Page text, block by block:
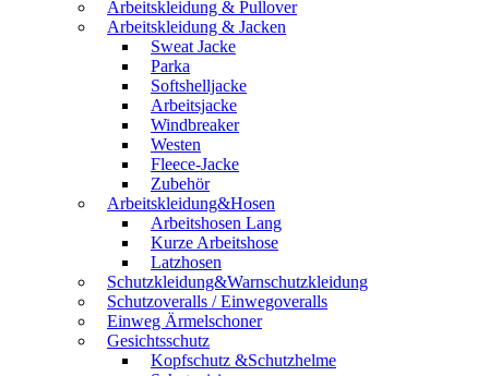
Arbeitskleidung & Pullover
Arbeitskleidung & Jacken
Sweat Jacke
Parka
Softshelljacke
Arbeitsjacke
Windbreaker
Westen
Fleece-Jacke
Zubehör
Arbeitskleidung&Hosen
Arbeitshosen Lang
Kurze Arbeitshose
Latzhosen
Schutzkleidung&Warnschutzkleidung
Schutzoveralls / Einwegoveralls
Einweg Ärmelschoner
Gesichtsschutz
Kopfschutz &Schutzhelme